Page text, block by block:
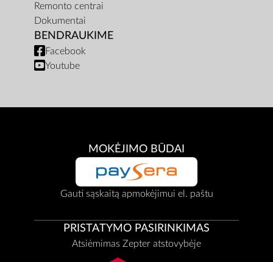
Remonto centrai
Dokumentai
BENDRAUKIME
Facebook
Youtube
MOKĖJIMO BŪDAI
Gauti sąskaitą apmokėjimui el. paštu
PRISTATYMO PASIRINKIMAS
Atsiėmimas Zepter atstovybėje